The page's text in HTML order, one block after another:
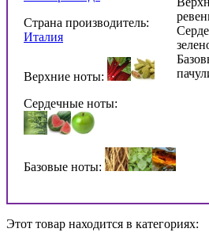
Страна производитель:
Италия
Верхние ноты:
Сердечные ноты:
Базовые ноты:
Этот товар находится в категориях: